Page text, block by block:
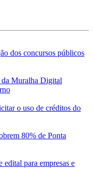
dos concursos públicos
da Muralha Digital
o uso de créditos do
80% de Ponta
edital para empresas e